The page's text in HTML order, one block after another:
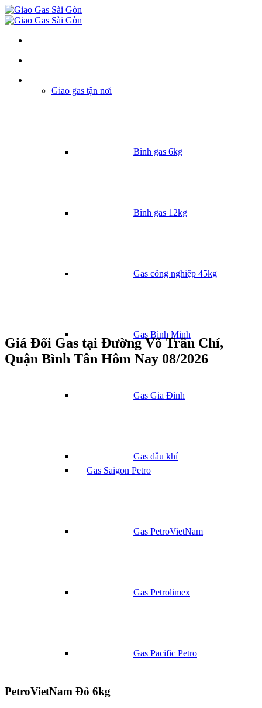
Giao gas tận nơi
Bình gas 6kg
Bình gas 12kg
Gas công nghiệp 45kg
Gas Bình Minh
Gas Gia Đình
Gas dầu khí
Gas Saigon Petro
Gas PetroVietNam
Gas Petrolimex
Gas Pacific Petro
Giá Đổi Gas tại Đường Võ Trần Chí,
Quận Bình Tân Hôm Nay 08/2026
PetroVietNam Đỏ 6kg